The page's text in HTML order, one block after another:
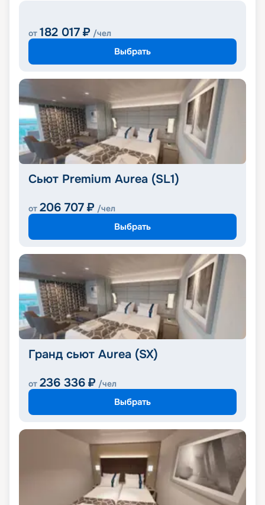
от 182 017 ₽ /чел
Выбрать
Сьют Premium Aurea (SL1)
от 206 707 ₽ /чел
Выбрать
Гранд сьют Aurea (SX)
от 236 336 ₽ /чел
Выбрать